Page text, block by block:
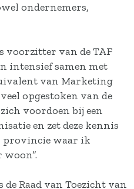
ondernemers,
voorzitter van de TAF
intensief samen met
van Marketing
opgestoken van de
voordoen bij een
en zet deze kennis
provincie waar ik
Raad van Toezicht van